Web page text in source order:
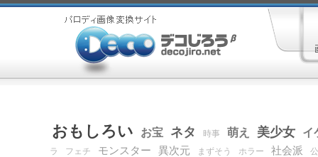
おもしろい お宝 ネタ 時事 萌え 美少女 イ
ラ フェチ モンスター 異次元 まずそう ホラー 社会派